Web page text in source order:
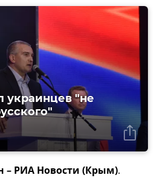
украинцев "не
РИА Новости (Крым).